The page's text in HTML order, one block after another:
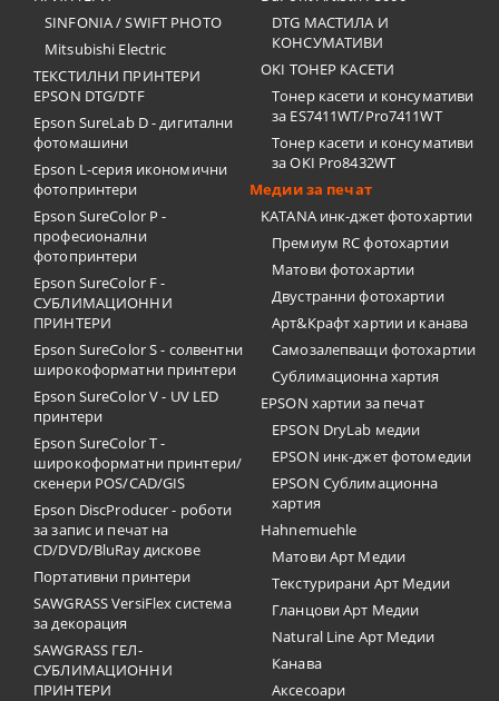
SINFONIA / SWIFT PHOTO
Mitsubishi Electric
ТЕКСТИЛНИ ПРИНТЕРИ
EPSON DTG/DTF
Epson SureLab D - дигитални
фотомашини
Epson L-серия икономични
фотопринтери
Epson SureColor P -
професионални
фотопринтери
Epson SureColor F -
СУБЛИМАЦИОННИ
ПРИНТЕРИ
Epson SureColor S - солвентни
широкоформатни принтери
Epson SureColor V - UV LED
принтери
Epson SureColor T -
широкоформатни принтери/
скенери POS/CAD/GIS
Epson DiscProducer - роботи
за запис и печат на
CD/DVD/BluRay дискове
Портативни принтери
SAWGRASS VersiFlex система
за декорация
SAWGRASS ГЕЛ-
СУБЛИМАЦИОННИ
ПРИНТЕРИ
DTG МАСТИЛА И
КОНСУМАТИВИ
OKI ТОНЕР КАСЕТИ
Тонер касети и консумативи
за ES7411WT/Pro7411WT
Тонер касети и консумативи
за OKI Pro8432WT
Медии за печат
KATANA инк-джет фотохартии
Премиум RC фотохартии
Матови фотохартии
Двустранни фотохартии
Арт&Крафт хартии и канава
Самозалепващи фотохартии
Сублимационна хартия
EPSON хартии за печат
EPSON DryLab медии
EPSON инк-джет фотомедии
EPSON Сублимационна
хартия
Hahnemuehle
Матови Арт Медии
Текстурирани Арт Медии
Гланцови Арт Медии
Natural Line Арт Медии
Канава
Аксесоари